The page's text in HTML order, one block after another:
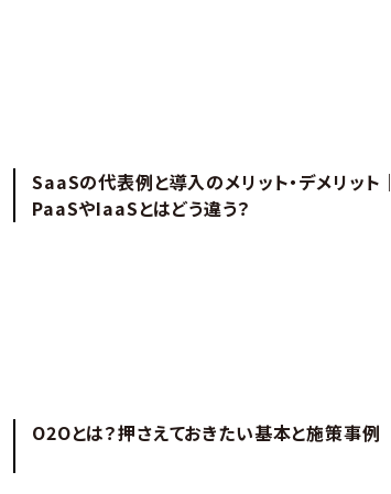
SaaSの代表例と導入のメリット・デメリット｜
PaaSやIaaSとはどう違う？
O2Oとは？押さえておきたい基本と施策事例